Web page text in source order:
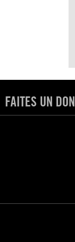
FAITES UN DON